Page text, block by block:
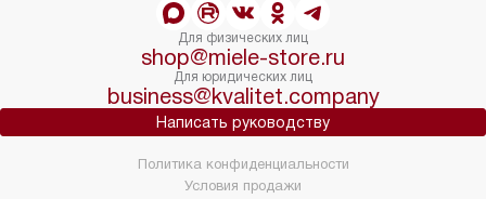
Для физических лиц
shop@miele-store.ru
Для юридических лиц
business@kvalitet.company
Написать руководству
Политика конфиденциальности
Условия продажи